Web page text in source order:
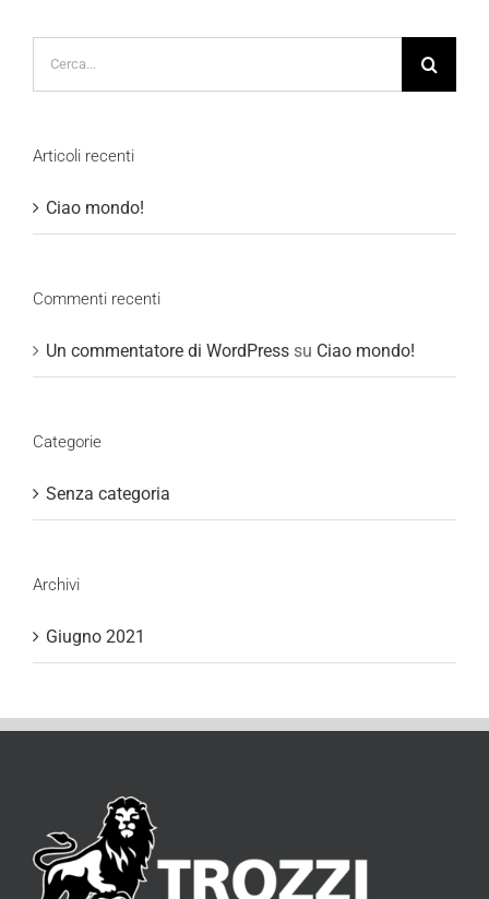
Articoli recenti
Ciao mondo!
Commenti recenti
Un commentatore di WordPress su Ciao mondo!
Categorie
Senza categoria
Archivi
Giugno 2021